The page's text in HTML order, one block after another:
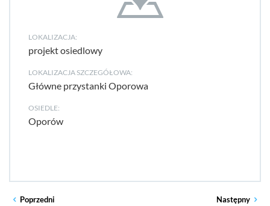
LOKALIZACJA:
projekt osiedlowy
LOKALIZACJA SZCZEGÓŁOWA:
Główne przystanki Oporowa
OSIEDLE:
Oporów
Poprzedni Następny